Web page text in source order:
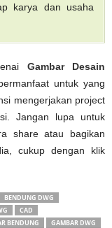
karya dan usaha
Gambar Desain
untuk yang
mengerjakan project
Jangan lupa untuk
share atau bagikan
cukup dengan klik
BENDUNG DWG
CAD
BENDUNG
GAMBAR DWG